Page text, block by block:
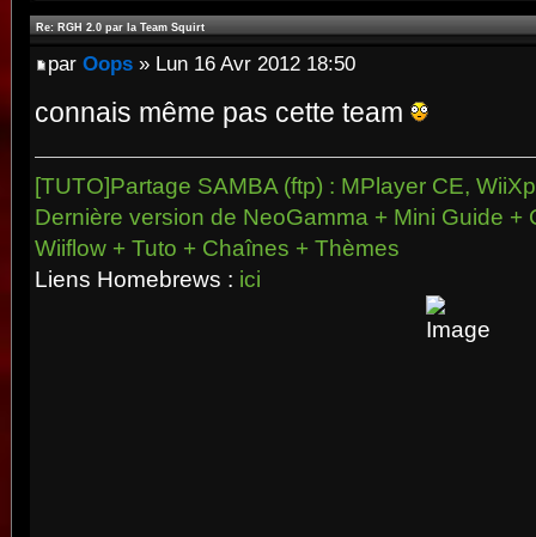
Re: RGH 2.0 par la Team Squirt
par Oops » Lun 16 Avr 2012 18:50
connais même pas cette team
[TUTO]Partage SAMBA (ftp) : MPlayer CE,
Dernière version de NeoGamma + Mini Guide +
Wiiflow + Tuto + Chaînes + Thèmes
Liens Homebrews : ici